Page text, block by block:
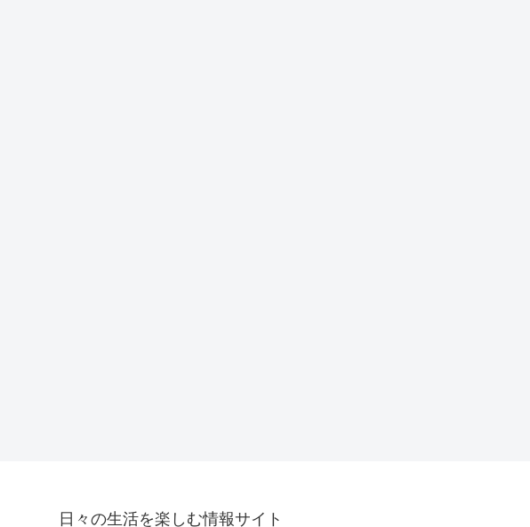
日々の生活を楽しむ情報サイト